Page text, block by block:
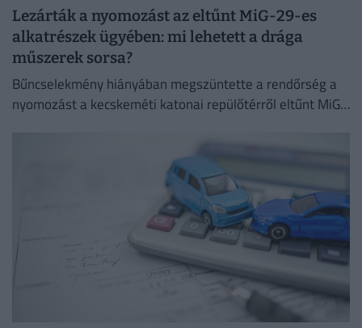
Lezárták a nyomozást az eltűnt MiG-29-es
alkatrészek ügyében: mi lehetett a drága
műszerek sorsa?
Bűncselekmény hiányában megszüntette a rendőrség a
nyomozást a kecskeméti katonai repülőtérről eltűnt MiG–